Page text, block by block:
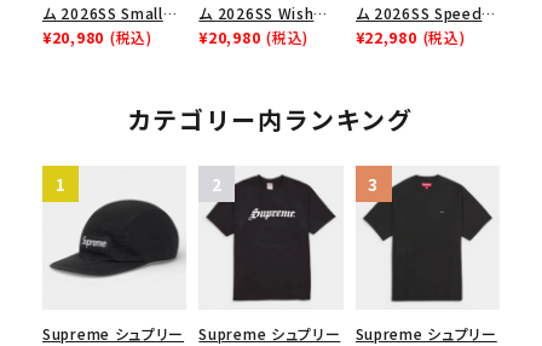
ム 2026SS Small
Box Tee スモールボ
¥20,980 (税込)
ム 2026SS Wish
Tee ウィッシュTシ
¥20,980 (税込)
ム 2026SS Speed
Tee スピードTシャツ
¥22,980 (税込)
カテゴリー内ランキング
Supreme シュプリー
Supreme シュプリー
Supreme シュプリー